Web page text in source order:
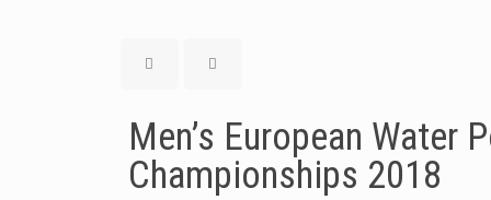
Men’s European Water
Championships 2018